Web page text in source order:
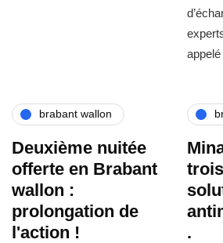
brabant wallon
Deuxième nuitée
offerte en Brabant
wallon :
prolongation de
l'action !
.